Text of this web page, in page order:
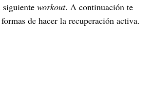
workout. A continuación te
de hacer la recuperación activa.